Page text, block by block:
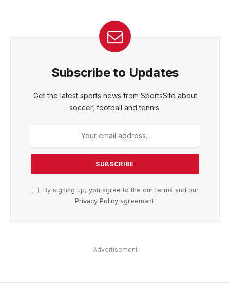
Subscribe to Updates
Get the latest sports news from SportsSite about
soccer, football and tennis.
By signing up, you agree to the our terms and our
Privacy Policyagreement.
Advertisement